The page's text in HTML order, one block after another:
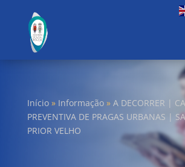
Início» Informação» A DECORRER |
PREVENTIVA DE PRAGAS URBANAS |
PRIOR VELHO